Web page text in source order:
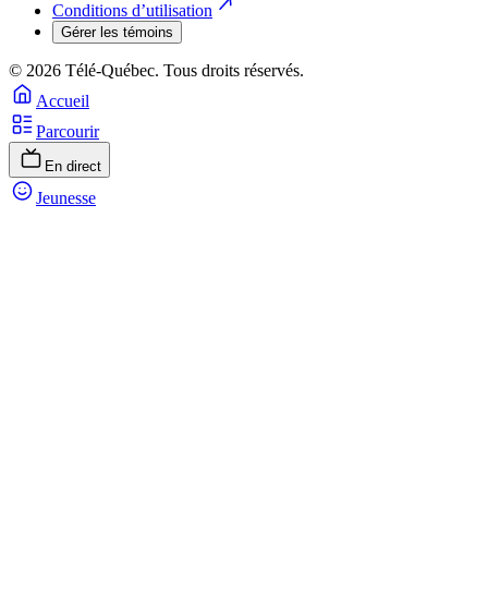
Conditions d’utilisation
Gérer les témoins
© 2026 Télé-Québec. Tous droits réservés.
Accueil
Parcourir
En direct
Jeunesse